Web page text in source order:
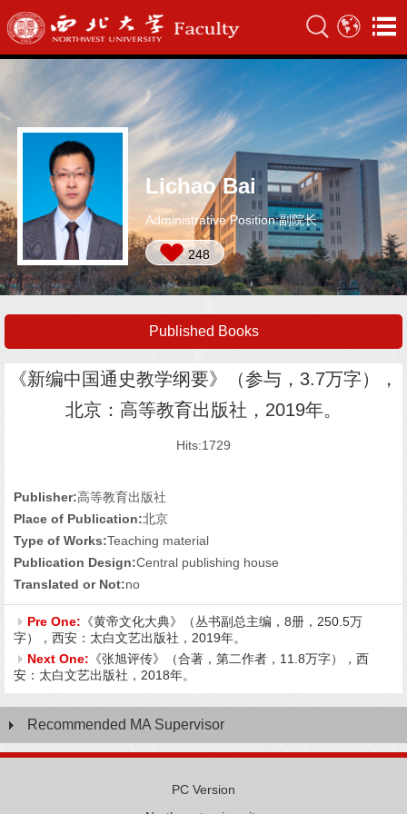
Lichao Bai
Administrative Position:副院长
248
Published Books
《新编中国通史教学纲要》（参与，3.7万字），
北京：高等教育出版社，2019年。
Hits:1729
Publisher:高等教育出版社
Place of Publication:北京
Type of Works:Teaching material
Publication Design:Central publishing house
Translated or Not:no
Pre One: 《黄帝文化大典》（丛书副总主编，8册，250.5万
字），西安：太白文艺出版社，2019年。
Next One: 《张旭评传》（合著，第二作者，11.8万字），西
安：太白文艺出版社，2018年。
Recommended MA Supervisor
PC Version